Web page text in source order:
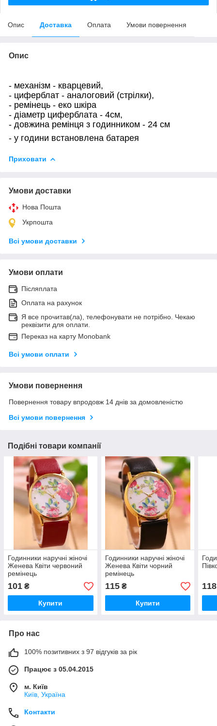
Опис Доставка Оплата Умови повернення
Опис
- механізм - кварцевий,
- циферблат - аналоговий (стрілки),
- ремінець - еко шкіра
- діаметр циферблата - 4см,
- довжина ремінця з годинником - 24 см
- у години встановлена батарея
Приховати
Умови доставки
Нова Пошта
Укрпошта
Всі умови доставки
Умови оплати
Післяплата
Оплата на рахунок
Я все прочитав(ла), телефонувати не потрібно. Чекаю
реквізити для оплати.
Переказ на карту Monobank
Всі умови оплати
Умови повернення
Повернення товару впродовж 14 днів за домовленістю
Всі умови повернення
Подібні товари компанії
Годинники наручні жіночі
Женева Квіти червоний
ремінець
101 ₴
Купити
Годинники наручні жіночі
Женева Квіти чорний
ремінець
115₴
Купити
118
Про нас
100% позитивних з 97 відгуків за рік
Працює з 05.04.2015
м. Київ
Київ, Україна
Контакти